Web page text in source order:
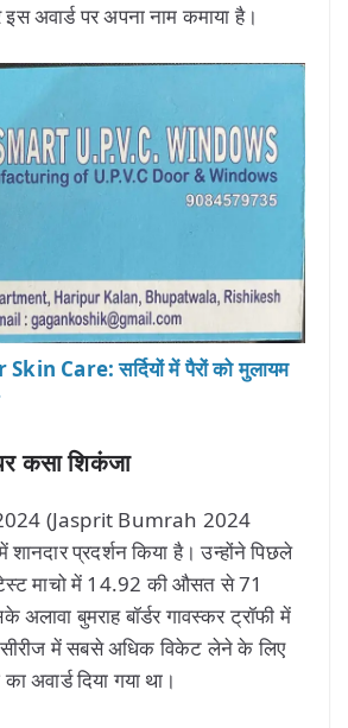
अवार्ड पर अपना नाम कमाया है।
Care: सर्दियों में पैरों को मुलायम
कसा शिकंजा
2024 (Jasprit Bumrah 2024
प्रदर्शन किया है। उन्होंने पिछले
माचो में 14.92 की औसत से 71
बुमराह बॉर्डर गावस्कर ट्रॉफी में
सीरीज में सबसे अधिक विकेट लेने के लिए
अवार्ड दिया गया था।